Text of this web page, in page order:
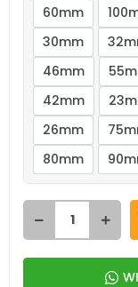
60mm
30mm
46mm
42mm
26mm
80mm